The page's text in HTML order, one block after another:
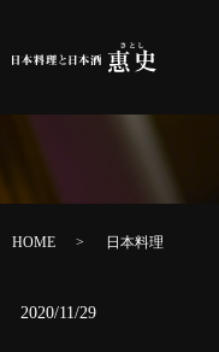
HOME 日本料理
2020/11/29